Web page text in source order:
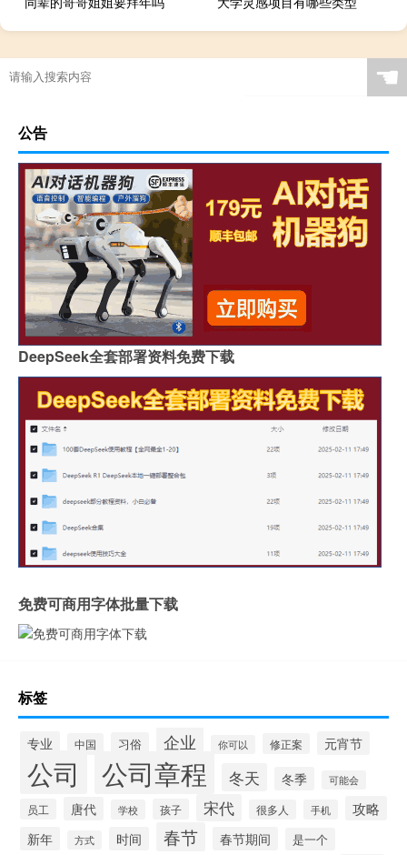
☚
公告
DeepSeek全套部署资料免费下载
免费可商用字体批量下载
标签
专业 中国 习俗 企业 你可以 修正案 元宵节
公司 公司章程 冬天 冬季 可能会
员工 唐代 学校 孩子 宋代 很多人 手机 攻略
新年 方式 时间 春节 春节期间 是一个